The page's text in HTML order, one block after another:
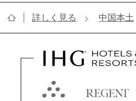
詳しく見る 中国本土